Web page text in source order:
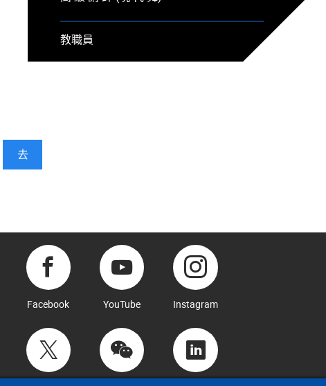
教職員
去
Facebook YouTube Instagram